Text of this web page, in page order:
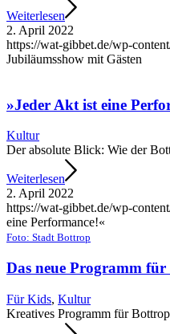
Weiterlesen
2. April 2022
https://wat-gibbet.de/wp-
Jubiläumsshow mit Gästen
»Jeder Akt ist eine
Kultur
Der absolute Blick: Wie der
Weiterlesen
2. April 2022
https://wat-gibbet.de/wp-
eine Performance!«
Foto: Stadt Bottrop
Das neue Programm
Für Kids, Kultur
Kreatives Programm für